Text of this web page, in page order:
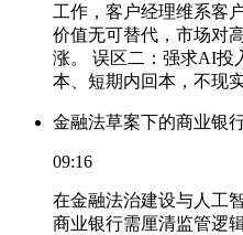
工作，客户经理维系客
价值无可替代，市场对
涨。 误区二：强求AI投
本、短期内回本，不现实
金融法草案下的商业银
09:16
在金融法治建设与人工
商业银行需厘清监管逻